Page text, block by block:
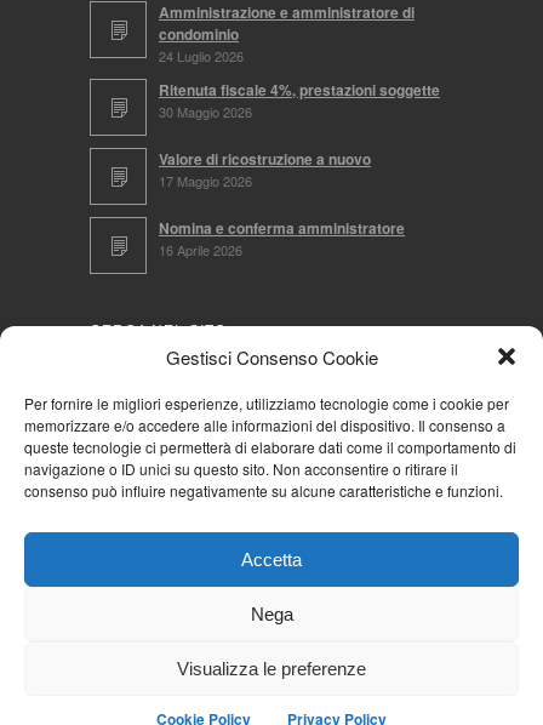
Gestisci Consenso Cookie
Per fornire le migliori esperienze, utilizziamo tecnologie come i cookie per
memorizzare e/o accedere alle informazioni del dispositivo. Il consenso a
queste tecnologie ci permetterà di elaborare dati come il comportamento di
navigazione o ID unici su questo sito. Non acconsentire o ritirare il
consenso può influire negativamente su alcune caratteristiche e funzioni.
Accetta
Nega
Visualizza le preferenze
Cookie Policy Privacy Policy
Amministrazione e amministratore di
condominio
24 Luglio 2026
Ritenuta fiscale 4%, prestazioni soggette
30 Maggio 2026
Valore di ricostruzione a nuovo
17 Maggio 2026
Nomina e conferma amministratore
16 Aprile 2026
CERCA NEL SITO
NAVIGA PER
Mappa completa
Cookie Policy (UE)
Iscriviti alla Community AziendaCondominio
© 2026La Community AziendaCondominio